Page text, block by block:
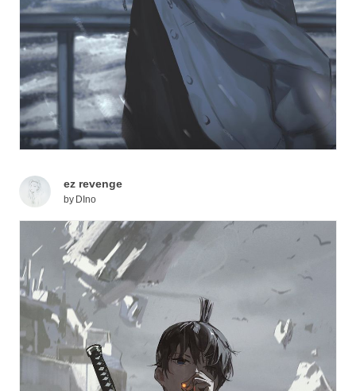
ez revenge
by DIno